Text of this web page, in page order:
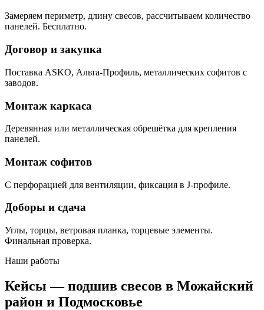
Замеряем периметр, длину свесов, рассчитываем количество
панелей. Бесплатно.
Договор и закупка
Поставка ASKO, Альта-Профиль, металлических софитов с
заводов.
Монтаж каркаса
Деревянная или металлическая обрешётка для крепления
панелей.
Монтаж софитов
С перфорацией для вентиляции, фиксация в J-профиле.
Доборы и сдача
Углы, торцы, ветровая планка, торцевые элементы.
Финальная проверка.
Наши работы
Кейсы — подшив свесов в Можайский
район и Подмосковье